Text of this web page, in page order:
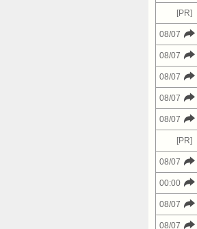
[PR]
08/07
08/07
08/07
08/07
08/07
[PR]
08/07
00:00
08/07
08/07